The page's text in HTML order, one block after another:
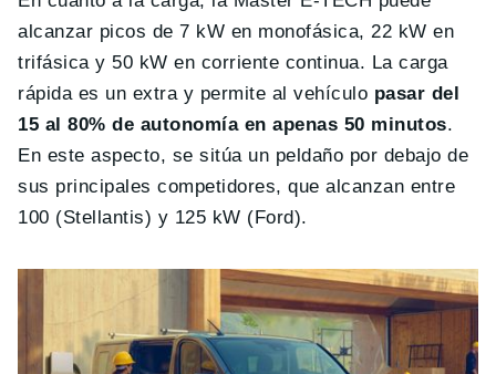
alcanzar picos de 7 kW en monofásica, 22 kW en
trifásica y 50 kW en corriente continua. La carga
rápida es un extra y permite al vehículo pasar del
15 al 80% de autonomía en apenas 50 minutos.
En este aspecto, se sitúa un peldaño por debajo de
sus principales competidores, que alcanzan entre
100 (Stellantis) y 125 kW (Ford).